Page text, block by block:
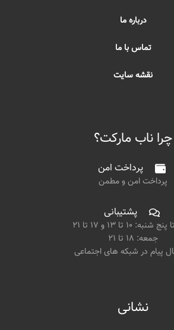
درباره ما
تماس با ما
نقشه سایت
چرا ناب مارکت؟
پرداخت امن
پرداخت امن و مطمن
پشتیبانی
۱۰ تا ۱۳ و ۱۷ تا ۲۱
جمعه: ۱۸ تا ۲۱
پیام در شبکه های اجتماعی
نشانی